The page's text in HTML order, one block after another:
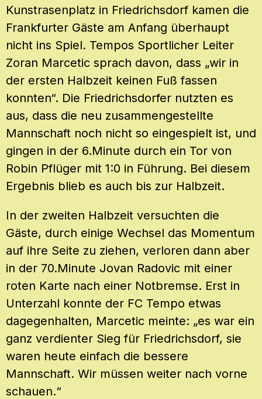
Kunstrasenplatz in Friedrichsdorf kamen die
Frankfurter Gäste am Anfang überhaupt
nicht ins Spiel. Tempos Sportlicher Leiter
Zoran Marcetic sprach davon, dass „wir in
der ersten Halbzeit keinen Fuß fassen
konnten“. Die Friedrichsdorfer nutzten es
aus, dass die neu zusammengestellte
Mannschaft noch nicht so eingespielt ist, und
gingen in der 6.Minute durch ein Tor von
Robin Pflüger mit 1:0 in Führung. Bei diesem
Ergebnis blieb es auch bis zur Halbzeit.
In der zweiten Halbzeit versuchten die
Gäste, durch einige Wechsel das Momentum
auf ihre Seite zu ziehen, verloren dann aber
in der 70.Minute Jovan Radovic mit einer
roten Karte nach einer Notbremse. Erst in
Unterzahl konnte der FC Tempo etwas
dagegenhalten, Marcetic meinte: „es war ein
ganz verdienter Sieg für Friedrichsdorf, sie
waren heute einfach die bessere
Mannschaft. Wir müssen weiter nach vorne
schauen.“